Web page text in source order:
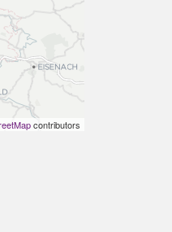
contributors